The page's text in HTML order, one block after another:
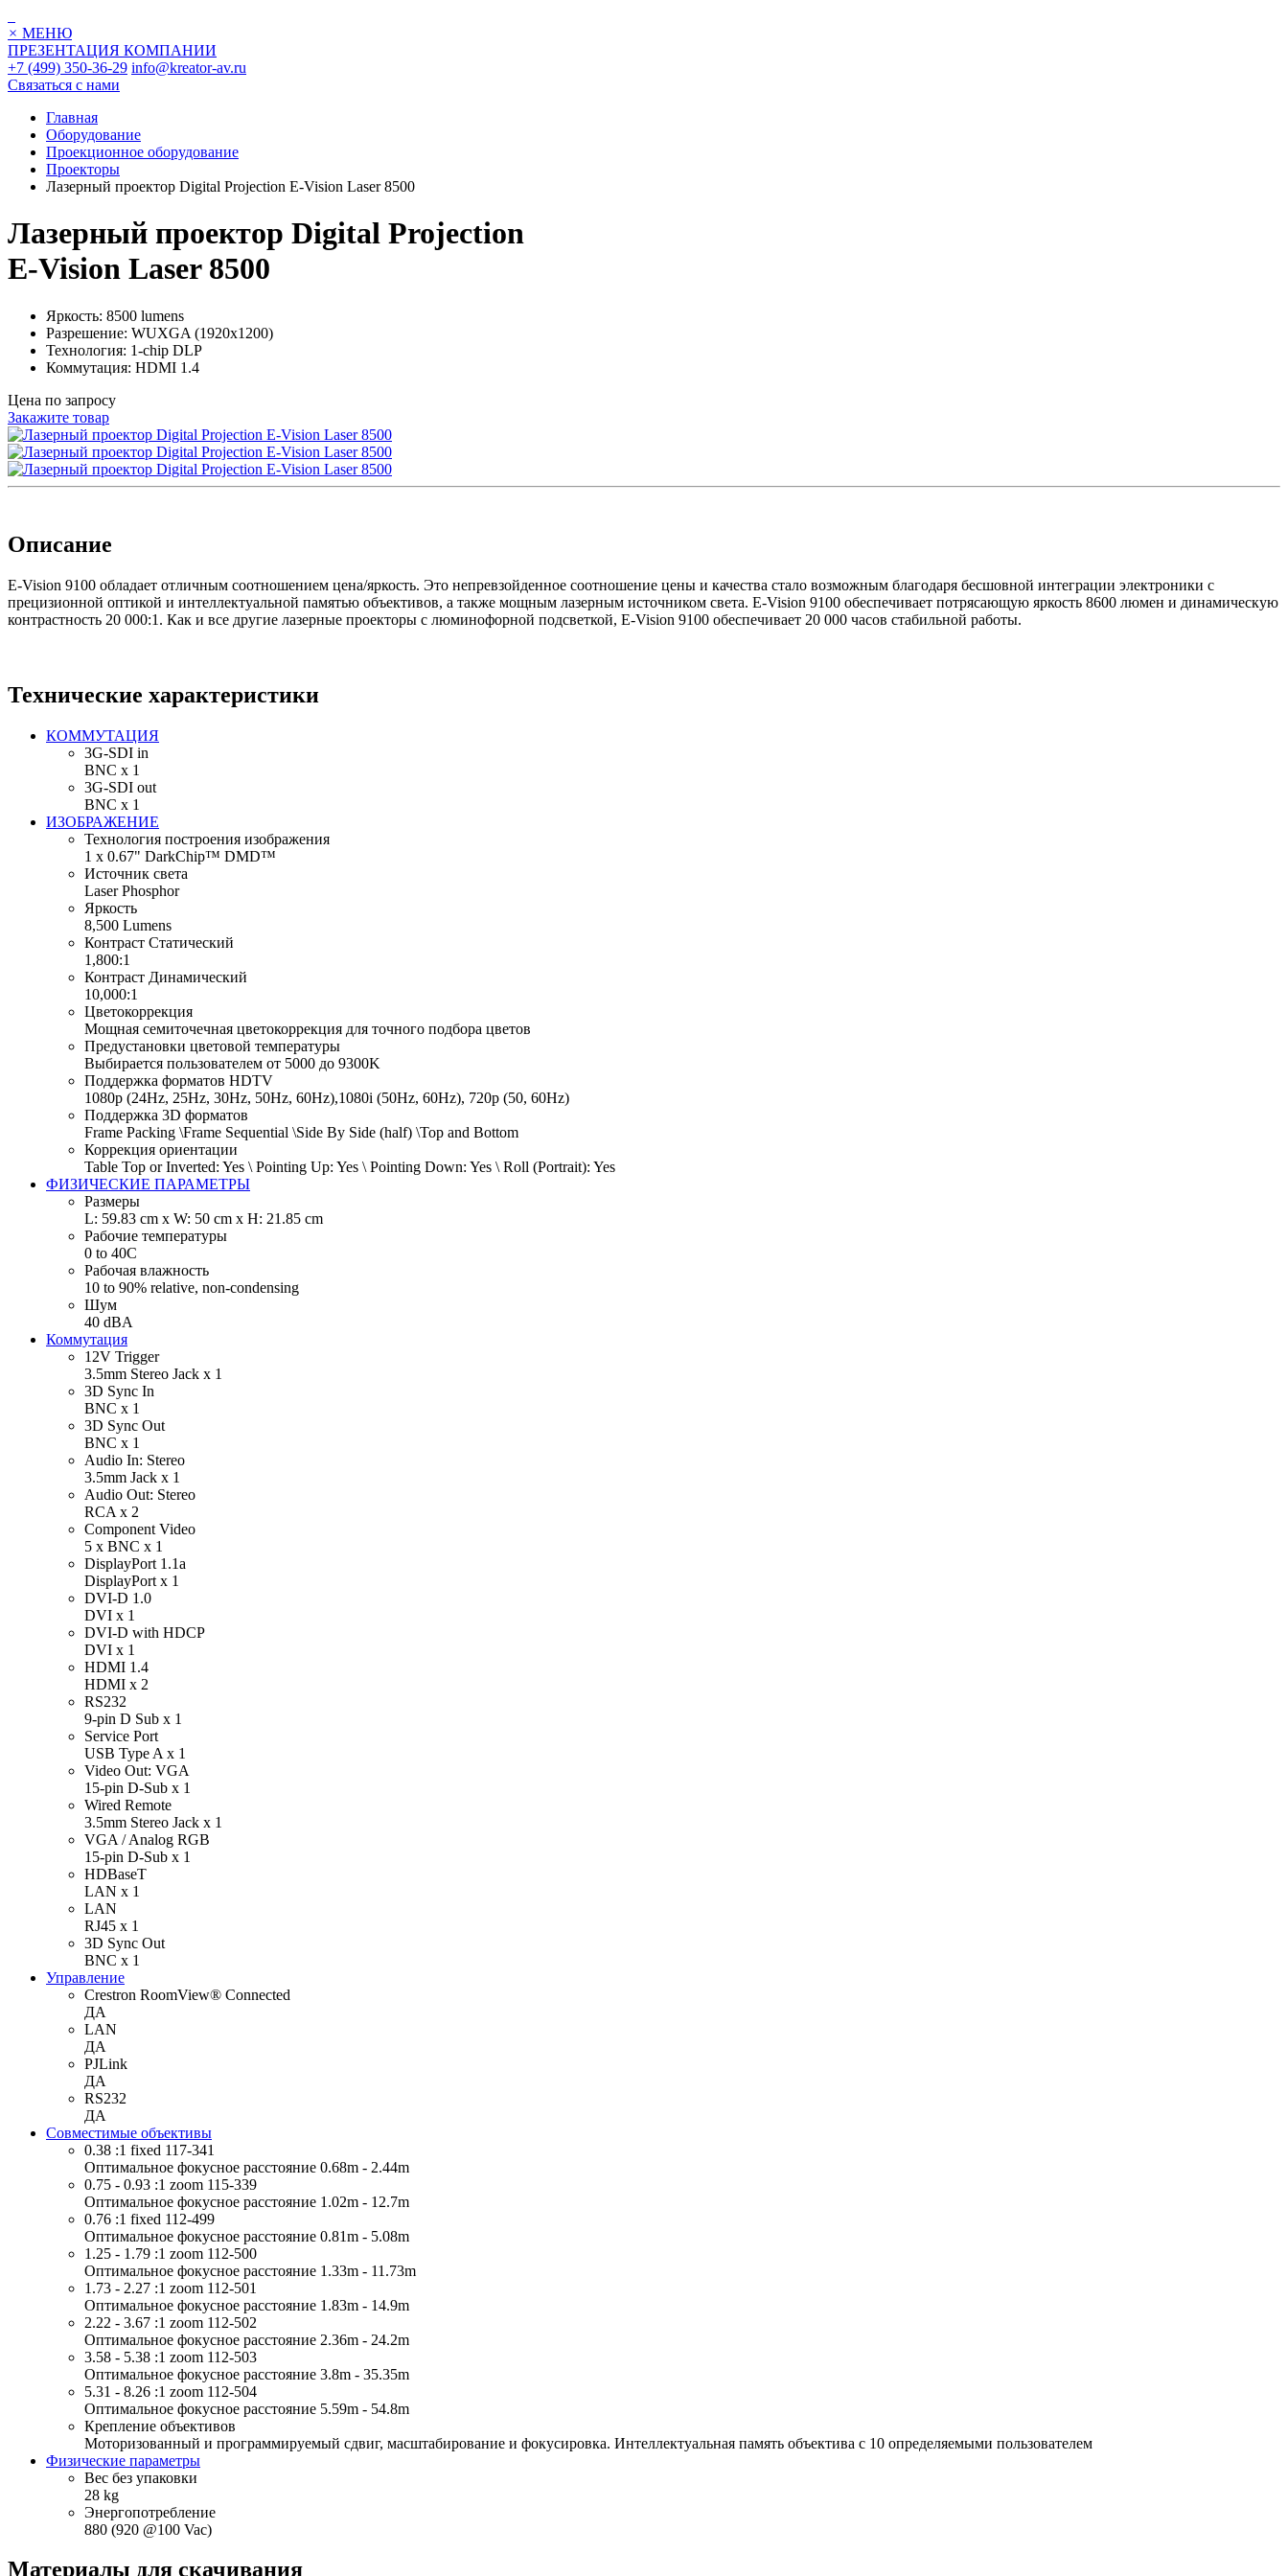
× МЕНЮ
ПРЕЗЕНТАЦИЯ КОМПАНИИ
+7 (499) 350-36-29 info@kreator-av.ru
Связаться с нами
Главная
Оборудование
Проекционное оборудование
Проекторы
Лазерный проектор Digital Projection E-Vision Laser 8500
Лазерный проектор Digital Projection
E-Vision Laser 8500
Яркость: 8500 lumens
Разрешение: WUXGA (1920x1200)
Технология: 1-chip DLP
Коммутация: HDMI 1.4
Цена по запросу
Закажите товар
Описание
E-Vision 9100 обладает отличным соотношением цена/яркость. Это непревзойденное соотношение цены и качества стало возможным благодаря бесшовной интеграции электроники с
прецизионной оптикой и интеллектуальной памятью объективов, а также мощным лазерным источником света. E-Vision 9100 обеспечивает потрясающую яркость 8600 люмен и динамическую
контрастность 20 000:1. Как и все другие лазерные проекторы с люминофорной подсветкой, E-Vision 9100 обеспечивает 20 000 часов стабильной работы.
Технические характеристики
КОММУТАЦИЯ
3G-SDI in
BNC х 1
3G-SDI out
BNC х 1
ИЗОБРАЖЕНИЕ
Технология построения изображения
1 x 0.67" DarkChip™ DMD™
Источник света
Laser Phosphor
Яркость
8,500 Lumens
Контраст Статический
1,800:1
Контраст Динамический
10,000:1
Цветокоррекция
Мощная семиточечная цветокоррекция для точного подбора цветов
Предустановки цветовой температуры
Выбирается пользователем от 5000 до 9300K
Поддержка форматов HDTV
1080p (24Hz, 25Hz, 30Hz, 50Hz, 60Hz),1080i (50Hz, 60Hz), 720p (50, 60Hz)
Поддержка 3D форматов
Frame Packing \Frame Sequential \Side By Side (half) \Top and Bottom
Коррекция ориентации
Table Top or Inverted: Yes \ Pointing Up: Yes \ Pointing Down: Yes \ Roll (Portrait): Yes
ФИЗИЧЕСКИЕ ПАРАМЕТРЫ
Размеры
L: 59.83 cm x W: 50 cm x H: 21.85 cm
Рабочие температуры
0 to 40C
Рабочая влажность
10 to 90% relative, non-condensing
Шум
40 dBA
Коммутация
12V Trigger
3.5mm Stereo Jack х 1
3D Sync In
BNC х 1
3D Sync Out
BNC х 1
Audio In: Stereo
3.5mm Jack х 1
Audio Out: Stereo
RCA х 2
Component Video
5 x BNC х 1
DisplayPort 1.1a
DisplayPort х 1
DVI-D 1.0
DVI х 1
DVI-D with HDCP
DVI х 1
HDMI 1.4
HDMI х 2
RS232
9-pin D Sub х 1
Service Port
USB Type A х 1
Video Out: VGA
15-pin D-Sub х 1
Wired Remote
3.5mm Stereo Jack х 1
VGA / Analog RGB
15-pin D-Sub х 1
HDBaseT
LAN х 1
LAN
RJ45 х 1
3D Sync Out
BNC х 1
Управление
Crestron RoomView® Connected
ДА
LAN
ДА
PJLink
ДА
RS232
ДА
Совместимые объективы
0.38 :1 fixed 117-341
Оптимальное фокусное расстояние 0.68m - 2.44m
0.75 - 0.93 :1 zoom 115-339
Оптимальное фокусное расстояние 1.02m - 12.7m
0.76 :1 fixed 112-499
Оптимальное фокусное расстояние 0.81m - 5.08m
1.25 - 1.79 :1 zoom 112-500
Оптимальное фокусное расстояние 1.33m - 11.73m
1.73 - 2.27 :1 zoom 112-501
Оптимальное фокусное расстояние 1.83m - 14.9m
2.22 - 3.67 :1 zoom 112-502
Оптимальное фокусное расстояние 2.36m - 24.2m
3.58 - 5.38 :1 zoom 112-503
Оптимальное фокусное расстояние 3.8m - 35.35m
5.31 - 8.26 :1 zoom 112-504
Оптимальное фокусное расстояние 5.59m - 54.8m
Крепление объективов
Моторизованный и программируемый сдвиг, масштабирование и фокусировка. Интеллектуальная память объектива с 10 определяемыми пользователем
Физические параметры
Вес без упаковки
28 kg
Энергопотребление
880 (920 @100 Vac)
Материалы для скачивания